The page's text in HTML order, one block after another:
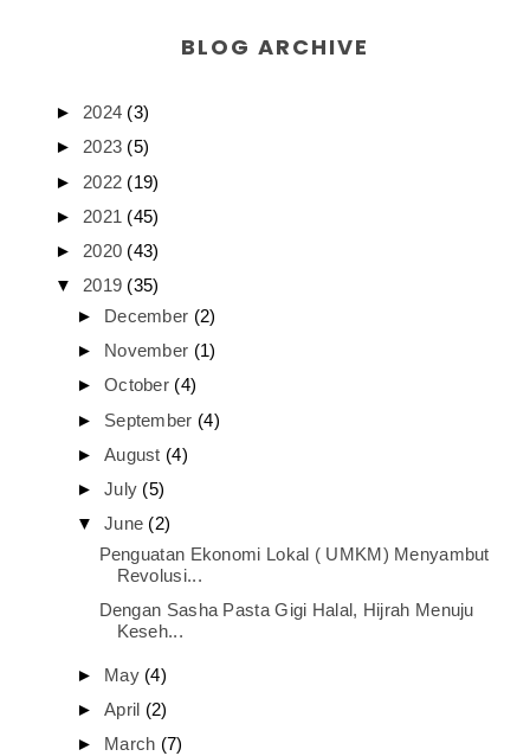
BLOG ARCHIVE
► 2024 (3)
► 2023 (5)
► 2022 (19)
► 2021 (45)
► 2020 (43)
▼ 2019 (35)
► December (2)
► November (1)
► October (4)
► September (4)
► August (4)
► July (5)
▼ June (2)
Penguatan Ekonomi Lokal ( UMKM) Menyambut
Revolusi...
Dengan Sasha Pasta Gigi Halal, Hijrah Menuju
Keseh...
► May (4)
► April (2)
► March (7)